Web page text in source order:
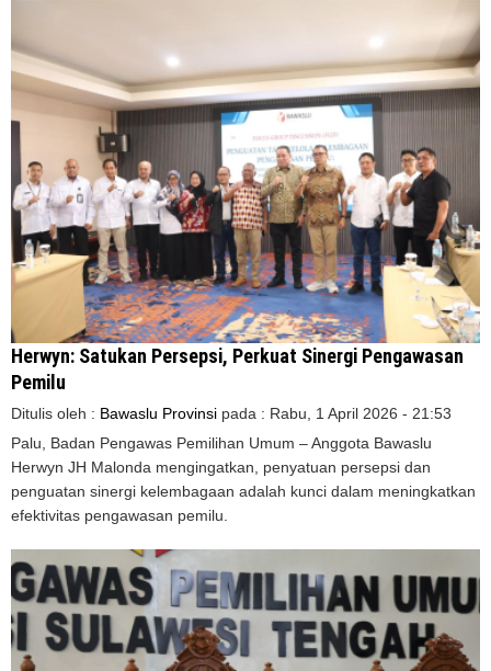
Herwyn: Satukan Persepsi, Perkuat Sinergi Pengawasan
Pemilu
Ditulis oleh : Bawaslu Provinsi pada : Rabu, 1 April 2026 - 21:53
Palu, Badan Pengawas Pemilihan Umum – Anggota Bawaslu
Herwyn JH Malonda mengingatkan, penyatuan persepsi dan
penguatan sinergi kelembagaan adalah kunci dalam meningkatkan
efektivitas pengawasan pemilu.